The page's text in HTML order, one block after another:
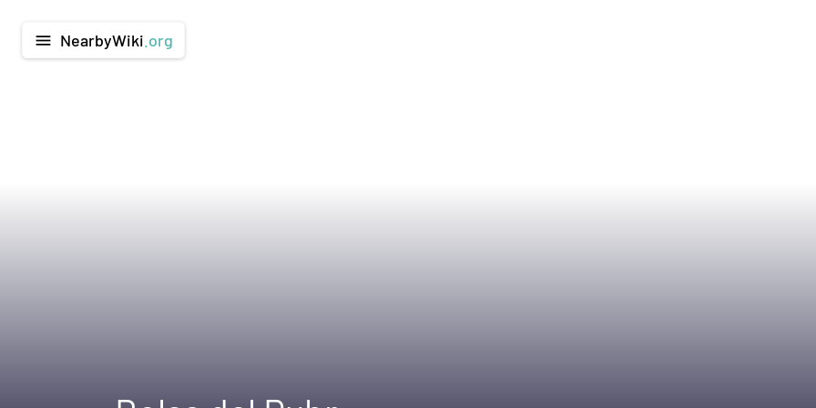
menu NearbyWiki .org